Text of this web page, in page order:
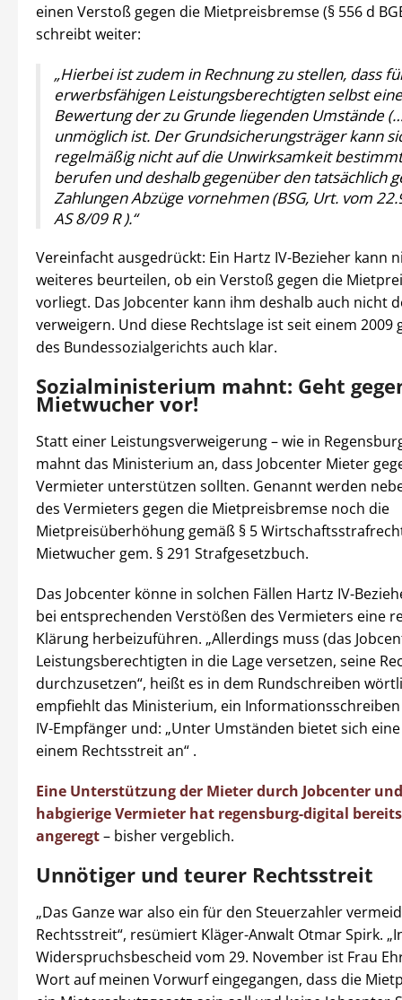
einen Verstoß gegen die Mietpreisbremse (§ 556 d
schreibt weiter:
„Hierbei ist zudem in Rechnung zu stellen, dass
erwerbsfähigen Leistungsberechtigten selbst
Bewertung der zu Grunde liegenden Umstände
unmöglich ist. Der Grundsicherungsträger kann
regelmäßig nicht auf die Unwirksamkeit
berufen und deshalb gegenüber den tatsächlich
Zahlungen Abzüge vornehmen (BSG, Urt. vom
AS 8/09 R ).“
Vereinfacht ausgedrückt: Ein Hartz IV-Bezieher kann
weiteres beurteilen, ob ein Verstoß gegen die
vorliegt. Das Jobcenter kann ihm deshalb auch nicht
verweigern. Und diese Rechtslage ist seit einem 2009
des Bundessozialgerichts auch klar.
Sozialministerium mahnt: Geht
Mietwucher vor!
Statt einer Leistungsverweigerung – wie in
mahnt das Ministerium an, dass Jobcenter Mieter
Vermieter unterstützen sollten. Genannt werden
des Vermieters gegen die Mietpreisbremse noch die
Mietpreisüberhöhung gemäß § 5
Mietwucher gem. § 291 Strafgesetzbuch.
Das Jobcenter könne in solchen Fällen Hartz IV-
bei entsprechenden Verstößen des Vermieters eine
Klärung herbeizuführen. „Allerdings muss (das
Leistungsberechtigten in die Lage versetzen, seine
durchzusetzen“, heißt es in dem Rundschreiben
empfiehlt das Ministerium, ein
IV-Empfänger und: „Unter Umständen bietet sich
einem Rechtsstreit an“ .
Eine Unterstützung der Mieter durch Jobcenter
habgierige Vermieter hat regensburg-digital
angeregt– bisher vergeblich.
Unnötiger und teurer Rechtsstreit
„Das Ganze war also ein für den Steuerzahler
Rechtsstreit“, resümiert Kläger-Anwalt Otmar Spirk.
Widerspruchsbescheid vom 29. November ist Frau
Wort auf meinen Vorwurf eingegangen, dass die